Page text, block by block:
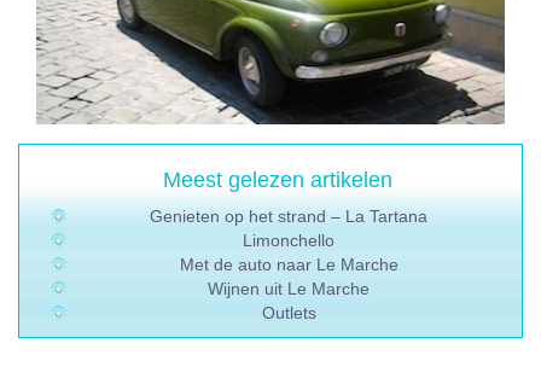
Meest gelezen artikelen
Genieten op het strand – La Tartana
Limonchello
Met de auto naar Le Marche
Wijnen uit Le Marche
Outlets